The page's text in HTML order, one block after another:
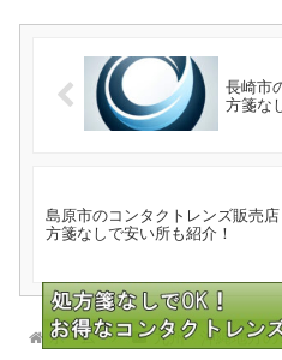
長崎市
方箋な
島原市のコンタクトレンズ販売
方箋なしで安い所も紹介！
ホーム 九州・沖縄地方